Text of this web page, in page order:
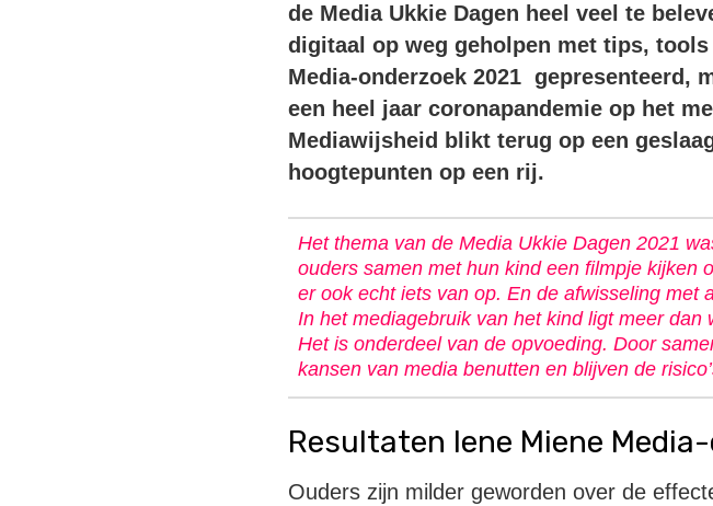
de Media Ukkie Dagen heel veel te
digitaal op weg geholpen met tips,
Media-onderzoek 2021 gepresenteerd,
een heel jaar coronapandemie op het
Mediawijsheid blikt terug op een
hoogtepunten op een rij.
Het thema van de Media Ukkie Dagen 2021
ouders samen met hun kind een filmpje kijken
er ook echt iets van op. En de afwisseling met
In het mediagebruik van het kind ligt meer
Het is onderdeel van de opvoeding. Door
kansen van media benutten en blijven de
Resultaten Iene Miene
Ouders zijn milder geworden over de